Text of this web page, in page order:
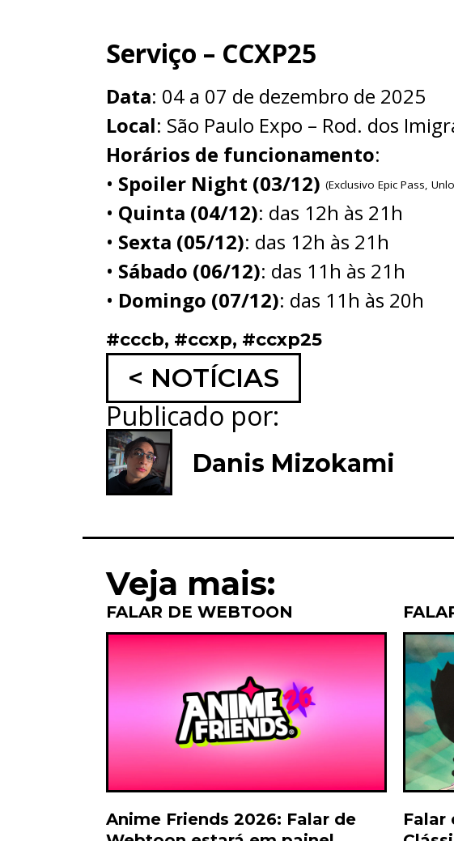
Serviço – CCXP25
Data: 04 a 07 de dezembro de 2025
Local: São Paulo Expo – Rod. dos
Horários de funcionamento:
• Spoiler Night (03/12) (Exclusivo Epic Pass,
• Quinta (04/12): das 12h às 21h
• Sexta (05/12): das 12h às 21h
• Sábado (06/12): das 11h às 21h
• Domingo (07/12): das 11h às 20h
#cccb, #ccxp, #ccxp25
< NOTÍCIAS
Publicado por:
Danis Mizokami
Veja mais:
FALAR DE WEBTOON
Anime Friends 2026: Falar de
Falar